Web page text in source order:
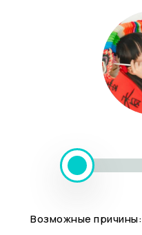
Возможные причины: